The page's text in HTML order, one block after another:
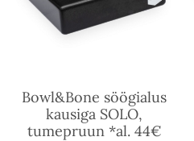
Bowl&Bone söögialus
kausiga SOLO,
tumepruun *al. 44€